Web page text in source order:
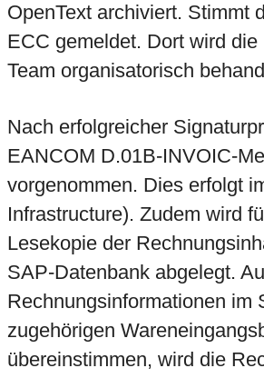
OpenText archiviert. Stimmt
ECC gemeldet. Dort wird
Team organisatorisch
Nach erfolgreicher
EANCOM D.01B-INVOIC-
vorgenommen. Dies erfolgt
Infrastructure). Zudem wird
Lesekopie der
SAP-Datenbank abgelegt.
Rechnungsinformationen im
zugehörigen
übereinstimmen, wird die